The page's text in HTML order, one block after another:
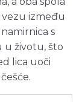
između
s
u životu, što
lica uoči